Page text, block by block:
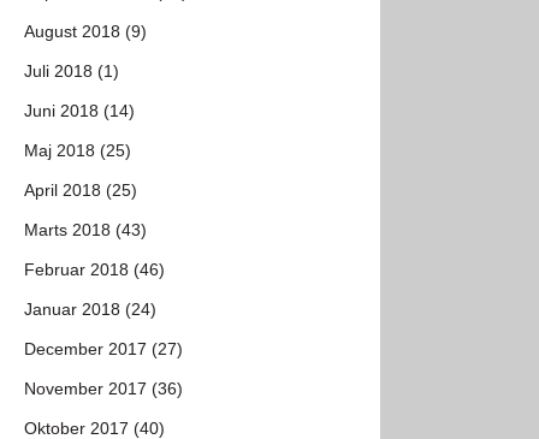
August 2018 (9)
Juli 2018 (1)
Juni 2018 (14)
Maj 2018 (25)
April 2018 (25)
Marts 2018 (43)
Februar 2018 (46)
Januar 2018 (24)
December 2017 (27)
November 2017 (36)
Oktober 2017 (40)